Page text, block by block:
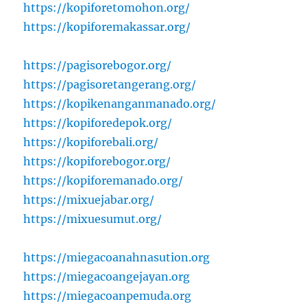
https://kopiforetomohon.org/
https://kopiforemakassar.org/
https://pagisorebogor.org/
https://pagisoretangerang.org/
https://kopikenanganmanado.org/
https://kopiforedepok.org/
https://kopiforebali.org/
https://kopiforebogor.org/
https://kopiforemanado.org/
https://mixuejabar.org/
https://mixuesumut.org/
https://miegacoanahnasution.org
https://miegacoangejayan.org
https://miegacoanpemuda.org